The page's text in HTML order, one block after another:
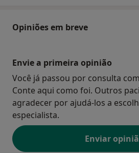
Opiniões em breve
Envie a primeira opinião
Você já passou por consulta
Conte aqui como foi. Outros
agradecer por ajudá-los a
especialista.
Enviar